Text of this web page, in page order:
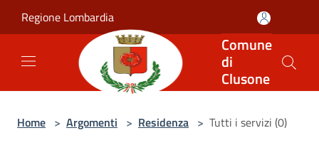
Regione Lombardia
Comune
di
Clusone
Home > Argomenti > Residenza > Tutti i servizi (0)